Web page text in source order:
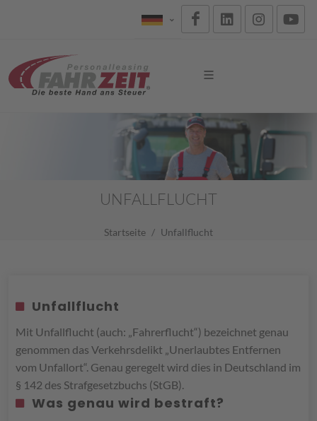
UNFALLFLUCHT
Startseite Unfallflucht
Unfallflucht
Mit Unfallflucht (auch: „Fahrerflucht“) bezeichnet genau
genommen das Verkehrsdelikt „Unerlaubtes Entfernen
vom Unfallort“. Genau geregelt wird dies in Deutschland im
§ 142 des Strafgesetzbuchs (StGB).
Was genau wird bestraft?